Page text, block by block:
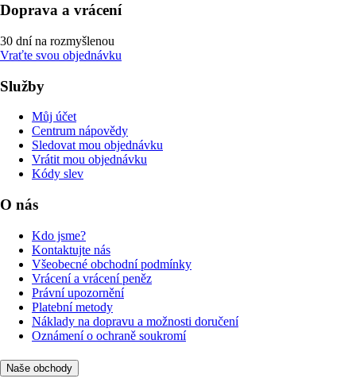
Doprava a vrácení
30 dní na rozmyšlenou
Vraťte svou objednávku
Služby
Můj účet
Centrum nápovědy
Sledovat mou objednávku
Vrátit mou objednávku
Kódy slev
O nás
Kdo jsme?
Kontaktujte nás
Všeobecné obchodní podmínky
Vrácení a vrácení peněz
Právní upozornění
Platební metody
Náklady na dopravu a možnosti doručení
Oznámení o ochraně soukromí
Naše obchody